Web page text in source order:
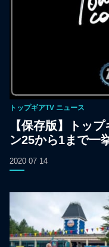
トップギアTV ニュース
【保存版】トッ
ン25から1まで一
2020 07 14